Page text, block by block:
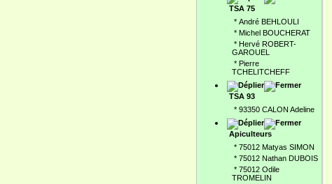
TSA 75
* André BEHLOULI
* Michel BOUCHERAT
* Hervé ROBERT-
GAROUEL
* Pierre
TCHELITCHEFF
TSA 93
* 93350 CALON Adeline
Apiculteurs
* 75012 Matyas SIMON
* 75012 Nathan DUBOIS
* 75012 Odile
TROMELIN